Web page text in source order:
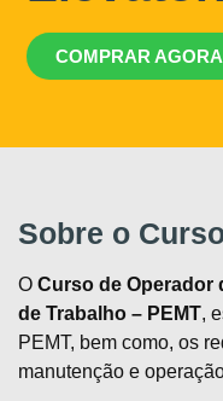
COMPRAR
Sobre o
O Curso de Operador
de Trabalho – PEMT,
PEMT, bem como, os
manutenção e